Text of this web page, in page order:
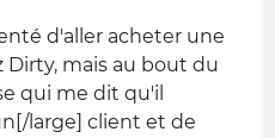
d'aller acheter une
mais au bout du
qui me dit qu'il
large] client et de